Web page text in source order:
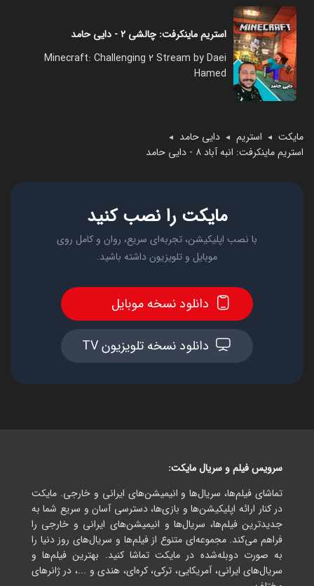
استریم ماینکرفت: چالشی ۲ - دایی حامد
Minecraft: Challenging 2 Stream by Daei
Hamed
مایکت ◄ استریم ◄ دایی حامد ◄
استریم ماینکرفت: انبه آباد ۸ - دایی حامد
مایکت را نصب کنید
با نصب اپلیکیشن، تجربه‌ای سریع، روان و کامل روی
موبایل و تلویزیون داشته باشید.
دانلود نسخه موبایل
دانلود نسخه تلویزیون TV
سرویس فیلم و سریال مایکت:
تماشای فیلم‌ها، سریال‌ها و انیمیشن‌های ایرانی و خارجی. مایکت
در کنار ارائه اپلیکیشن‌ها و بازی‌ها، دسترسی آسان و سریع شما به
جدیدترین فیلم‌ها، سریال‌ها و انیمیشن‌های ایرانی و خارجی را
فراهم می‌کند. مجموعه‌ای متنوع از فیلم‌ها و سریال‌های روز دنیا را
به صورت دوبله‌شده در مایکت تماشا کنید. بهترین فیلم‌ها و
سریال‌های ایرانی، آمریکایی، ترکی، کره‌ای، هندی و ...، در ژانرهای